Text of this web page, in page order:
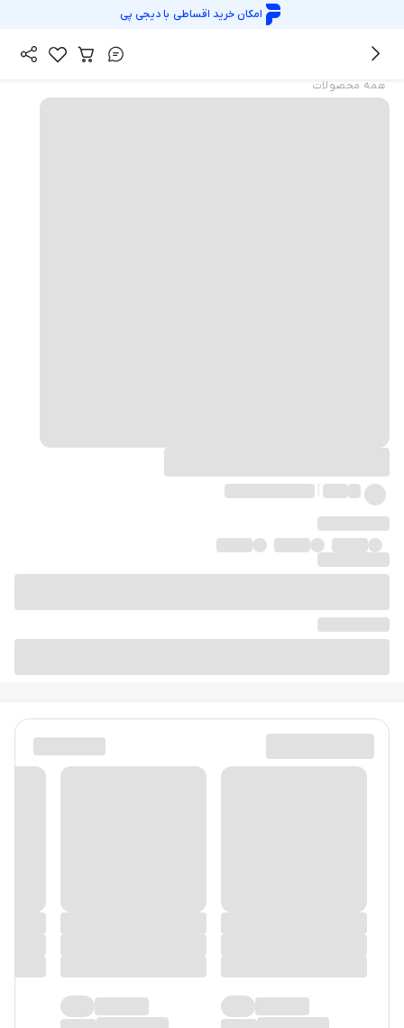
امکان خرید اقساطی بادیجی پی
همه محصولات